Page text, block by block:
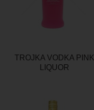
TROJKA VODKA PINK
LIQUOR